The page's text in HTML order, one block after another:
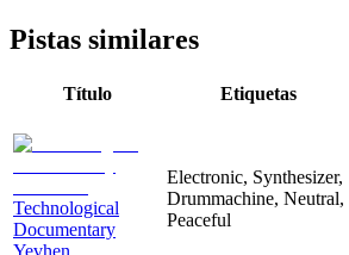
Pistas similares
Título Etiquetas
Technological
Documentary
Yevhen
Electronic, Synthesizer,
Drummachine, Neutral,
Peaceful